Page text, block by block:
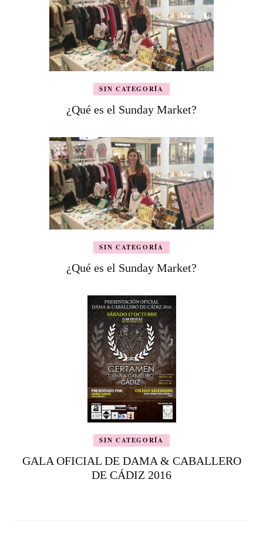
SIN CATEGORÍA
¿Qué es el Sunday Market?
SIN CATEGORÍA
¿Qué es el Sunday Market?
SIN CATEGORÍA
GALA OFICIAL DE DAMA & CABALLERO
DE CÁDIZ 2016